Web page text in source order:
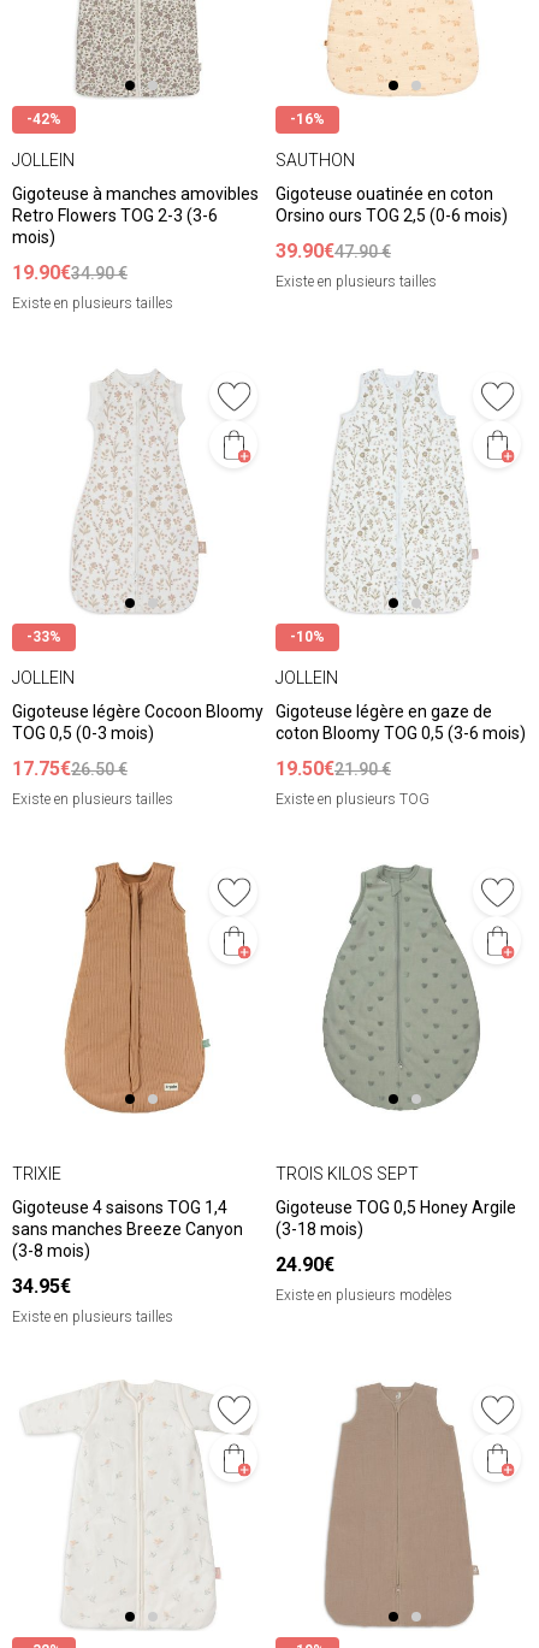
-42%
JOLLEIN
Gigoteuse à manches amovibles
Retro Flowers TOG 2-3 (3-6
mois)
19.90€34.90 €
Existe en plusieurs tailles
-16%
SAUTHON
Gigoteuse ouatinée en coton
Orsino ours TOG 2,5 (0-6 mois)
39.90€47.90 €
Existe en plusieurs tailles
-33%
JOLLEIN
Gigoteuse légère Cocoon Bloomy
TOG 0,5 (0-3 mois)
17.75€26.50 €
Existe en plusieurs tailles
-10%
JOLLEIN
Gigoteuse légère en gaze de
coton Bloomy TOG 0,5 (3-6 mois)
19.50€21.90 €
Existe en plusieurs TOG
TRIXIE
Gigoteuse 4 saisons TOG 1,4
sans manches Breeze Canyon
(3-8 mois)
34.95€
Existe en plusieurs tailles
TROIS KILOS SEPT
Gigoteuse TOG 0,5 Honey Argile
(3-18 mois)
24.90€
Existe en plusieurs modèles